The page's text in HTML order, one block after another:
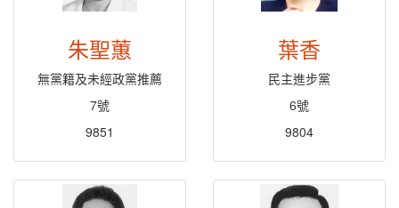
朱聖蕙
無黨籍及未經政黨推薦
7號
9851
葉香
民主進步黨
6號
9804